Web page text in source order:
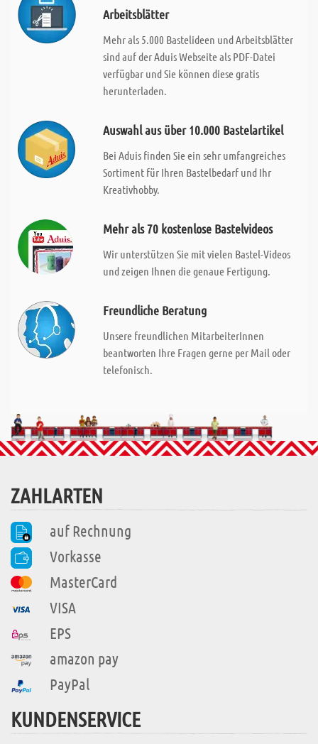
Arbeitsblätter
Mehr als 5.000 Bastelideen und Arbeitsblätter
sind auf der Aduis Webseite als PDF-Datei
verfügbar und Sie können diese gratis
herunterladen.
Auswahl aus über 10.000 Bastelartikel
Bei Aduis finden Sie ein sehr umfangreiches
Sortiment für Ihren Bastelbedarf und Ihr
Kreativhobby.
Mehr als 70 kostenlose Bastelvideos
Wir unterstützen Sie mit vielen Bastel-Videos
und zeigen Ihnen die genaue Fertigung.
Freundliche Beratung
Unsere freundlichen MitarbeiterInnen
beantworten Ihre Fragen gerne per Mail oder
telefonisch.
ZAHLARTEN
auf Rechnung
Vorkasse
MasterCard
VISA
EPS
amazon pay
PayPal
KUNDENSERVICE